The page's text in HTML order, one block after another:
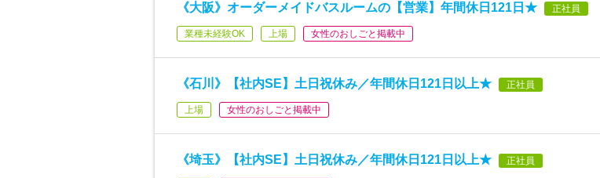
《大阪》オーダーメイドバスルームの【営業】年間休日121日★ 正社員
業種未経験OK 上場 女性のおしごと掲載中
《石川》【社内SE】土日祝休み／年間休日121日以上★ 正社員
上場 女性のおしごと掲載中
《埼玉》【社内SE】土日祝休み／年間休日121日以上★ 正社員